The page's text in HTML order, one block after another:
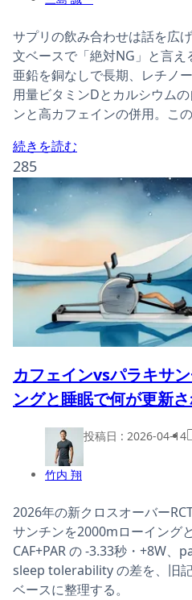
サプリの飲み合わせは話を広
文ベースで「絶対NG」と言
亜鉛を銅なしで長期、レチノ
用量ビタミンDとカルシウム
ンと高カフェインの併用。こ
続きを読む
285
カフェインvsパラキサ
ングと睡眠で何が更新
竹内 翔
投稿日 : 2026-04-14
2026年の新クロスオーバー
サンチンを2000mローイング
CAF+PAR の -3.33秒・+8W、
sleep tolerability の差を、旧
ベースに整理する。